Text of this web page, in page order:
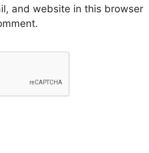
and website in this browser